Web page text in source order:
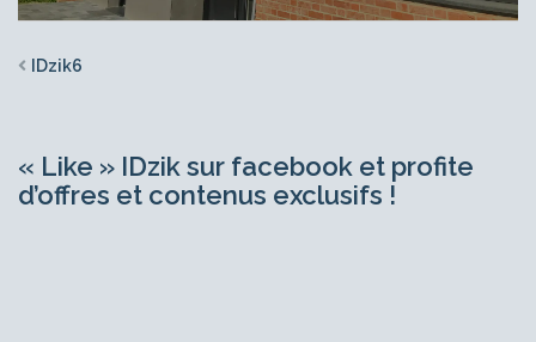
IDzik6
« Like » IDzik sur facebook et profite
d’offres et contenus exclusifs !